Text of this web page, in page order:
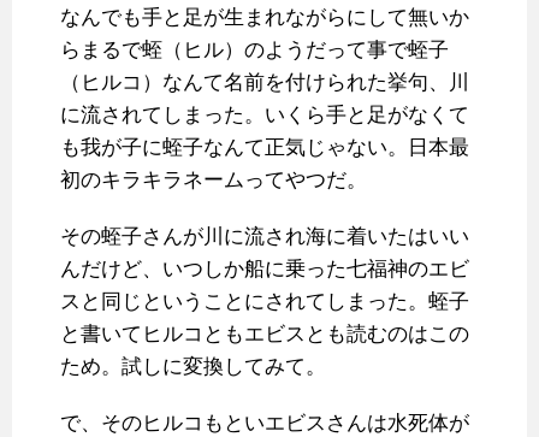
なんでも手と足が生まれながらにして無いか
らまるで蛭（ヒル）のようだって事で蛭子
（ヒルコ）なんて名前を付けられた挙句、川
に流されてしまった。いくら手と足がなくて
も我が子に蛭子なんて正気じゃない。日本最
初のキラキラネームってやつだ。
その蛭子さんが川に流され海に着いたはいい
んだけど、いつしか船に乗った七福神のエビ
スと同じということにされてしまった。蛭子
と書いてヒルコともエビスとも読むのはこの
ため。試しに変換してみて。
で、そのヒルコもといエビスさんは水死体が